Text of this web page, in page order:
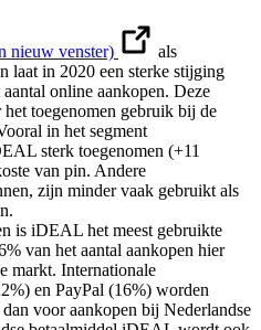
nieuw venster)
als
laat in 2020 een sterke stijging
online aankopen. Deze
toegenomen gebruik bij de
in het segment
sterk toegenomen (+11
van pin. Andere
zijn minder vaak gebruikt als
is iDEAL het meest gebruikte
van het aantal aankopen hier
markt. Internationale
en PayPal (16%) worden
voor aankopen bij Nederlandse